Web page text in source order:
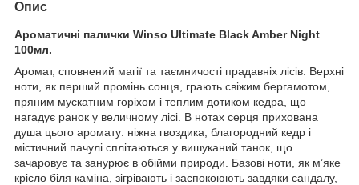
Опис
Ароматичні палички Winso Ultimate Black Amber Night
100мл.
Аромат, сповнений магії та таємничості прадавніх лісів. Верхні
ноти, як перший промінь сонця, грають свіжим бергамотом,
пряним мускатним горіхом і теплим дотиком кедра, що
нагадує ранок у величному лісі. В нотах серця прихована
душа цього аромату: ніжна гвоздика, благородний кедр і
містичний пачулі сплітаються у вишуканий танок, що
зачаровує та занурює в обійми природи. Базові ноти, як м’яке
крісло біля каміна, зігрівають і заспокоюють завдяки сандалу,